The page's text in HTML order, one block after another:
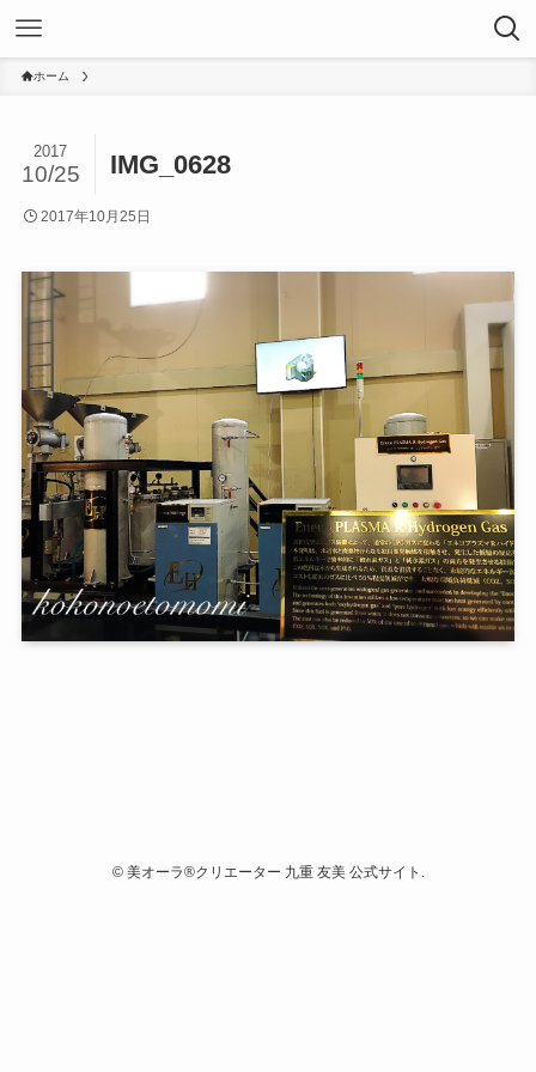
ホーム
IMG_0628
2017
10/25
2017年10月25日
©美オーラ®クリエーター 九重 友美 公式サイト.